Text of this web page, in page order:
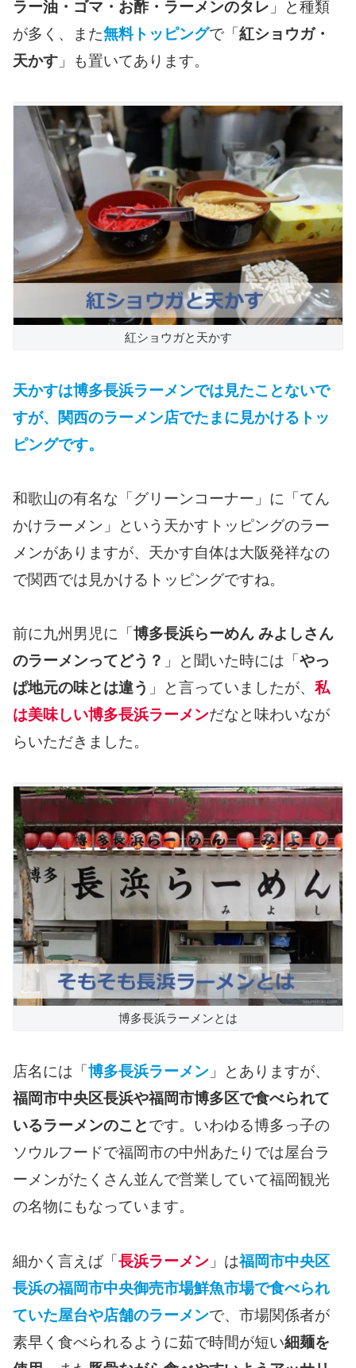
ラー油・ゴマ・お酢・ラーメンのタレ 」と種類
が多く、また無料トッピングで「紅ショウガ・
天かす 」も置いてあります。
紅ショウガと天かす
天かすは博多長浜ラーメンでは見たことないで
すが、関西のラーメン店でたまに見かけるトッ
ピングです。
和歌山の有名な「グリーンコーナー」に「てん
かけラーメン」という天かすトッピングのラー
メンがありますが、天かす自体は大阪発祥なの
で関西では見かけるトッピングですね。
前に九州男児に「 博多長浜らーめん みよしさん
のラーメンってどう？ 」と聞いた時には「 やっ
ぱ地元の味とは違う 」と言っていましたが、 私
は美味しい博多長浜ラーメンだなと味わいなが
らいただきました。
博多長浜ラーメンとは
店名には「 博多長浜ラーメン 」とありますが、
福岡市中央区長浜や福岡市博多区で食べられて
いるラーメンのことです。いわゆる博多っ子の
ソウルフードで福岡市の中州あたりでは屋台ラ
ーメンがたくさん並んで営業していて福岡観光
の名物にもなっています。
細かく言えば「長浜ラーメン 」は福岡市中央区
長浜の福岡市中央御売市場鮮魚市場で食べられ
ていた屋台や店舗のラーメンで、市場関係者が
素早く食べられるように茹で時間が短い細麺を